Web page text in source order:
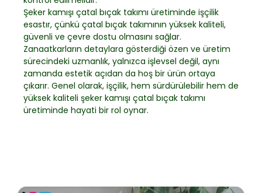
Şeker kamışı çatal bıçak takımı üretiminde işçilik
esastır, çünkü çatal bıçak takımının yüksek kaliteli,
güvenli ve çevre dostu olmasını sağlar.
Zanaatkarların detaylara gösterdiği özen ve üretim
sürecindeki uzmanlık, yalnızca işlevsel değil, aynı
zamanda estetik açıdan da hoş bir ürün ortaya
çıkarır. Genel olarak, işçilik, hem sürdürülebilir hem de
yüksek kaliteli şeker kamışı çatal bıçak takımı
üretiminde hayati bir rol oynar.